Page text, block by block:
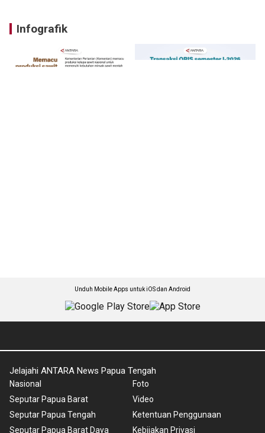
Infografik
Unduh Mobile Apps untuk iOS dan Android
Jelajahi ANTARA News Papua Tengah
Nasional
Seputar Papua Barat
Seputar Papua Tengah
Seputar Papua Barat Daya
Foto
Video
Ketentuan Penggunaan
Kebijakan Privasi